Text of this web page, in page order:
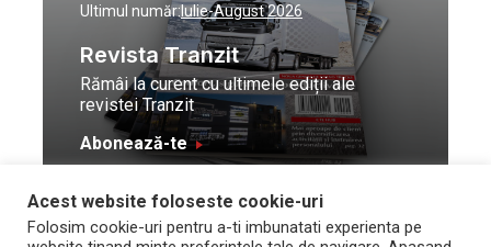
Ultimul număr:Iulie-August 2026
Revista Tranzit
Rămâi la curent cu ultimele ediții ale
revistei Tranzit
Abonează-te
© Toate drepturile
rezervate Trafic Media
Design by
and development by Neo
Acest website foloseste cookie-uri
Folosim cookie-uri pentru a-ti imbunatati experienta pe